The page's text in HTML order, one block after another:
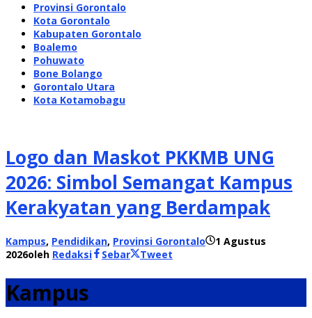
Provinsi Gorontalo
Kota Gorontalo
Kabupaten Gorontalo
Boalemo
Pohuwato
Bone Bolango
Gorontalo Utara
Kota Kotamobagu
Logo dan Maskot PKKMB UNG
2026: Simbol Semangat Kampus
Kerakyatan yang Berdampak
Kampus, Pendidikan, Provinsi Gorontalo
1 Agustus
2026oleh Redaksi Sebar Tweet
Kampus